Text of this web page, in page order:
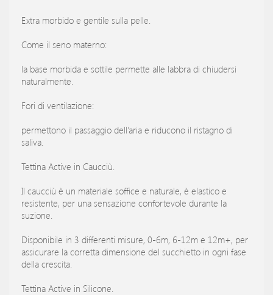
Extra morbido e gentile sulla pelle.
Come il seno materno:
la base morbida e sottile permette alle labbra di chiudersi
naturalmente.
Fori di ventilazione:
permettono il passaggio dell’aria e riducono il ristagno di
saliva.
Tettina Active in Caucciù.
Il caucciù è un materiale soffice e naturale, è elastico e
resistente, per una sensazione confortevole durante la
suzione.
Disponibile in 3 differenti misure, 0-6m, 6-12m e 12m+, per
assicurare la corretta dimensione del succhietto in ogni fase
della crescita.
Tettina Active in Silicone.